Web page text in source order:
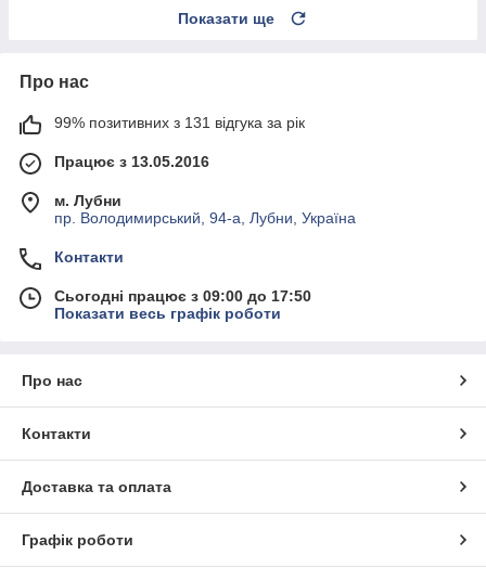
Показати ще
Про нас
99% позитивних з 131 відгука за рік
Працює з 13.05.2016
м. Лубни
пр. Володимирський, 94-а, Лубни, Україна
Контакти
Сьогодні працює з 09:00 до 17:50
Показати весь графік роботи
Про нас
Контакти
Доставка та оплата
Графік роботи